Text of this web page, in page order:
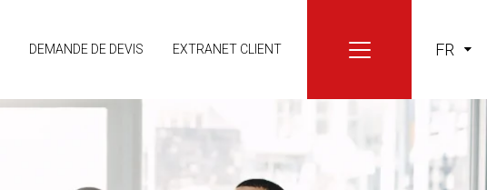
DEMANDE DE DEVIS EXTRANET CLIENT FR